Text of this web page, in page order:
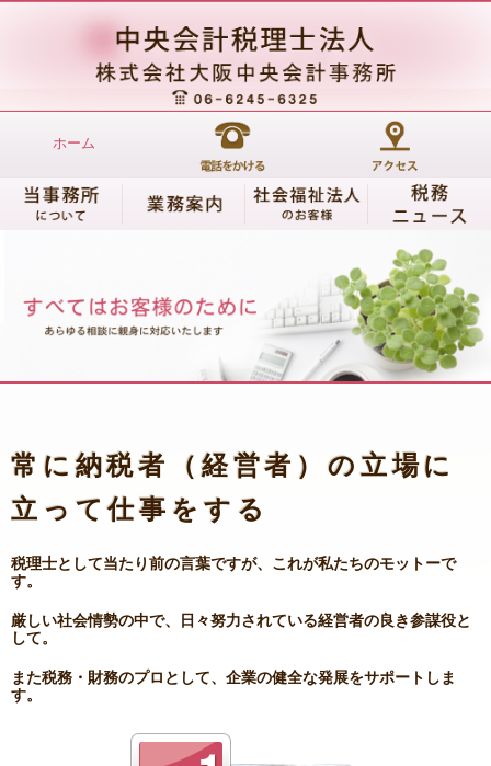
ホーム
常に納税者（経営者）の立場に
立って仕事をする
税理士として当たり前の言葉ですが、これが私たちのモットーで
す。
厳しい社会情勢の中で、日々努力されている経営者の良き参謀役と
して。
また税務・財務のプロとして、企業の健全な発展をサポートしま
す。